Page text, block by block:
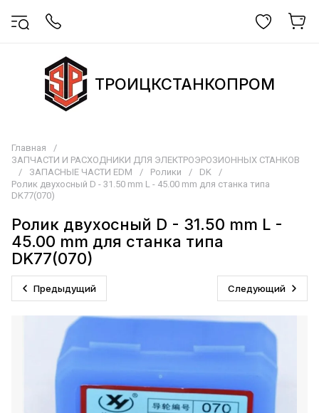
ТРОИЦКСТАНКОПРОМ
Главная
/
ЗАПЧАСТИ И РАСХОДНИКИ ДЛЯ ЭЛЕКТРОЭРОЗИОННЫХ СТАНКОВ
/
ЗАПАСНЫЕ ЧАСТИ EDM / Ролики / DK
/
Ролик двухосный D - 31.50 mm L - 45.00 mm для станка типа
DK77(070)
Ролик двухосный D - 31.50 mm L -
45.00 mm для станка типа
DK77(070)
Предыдущий Следующий